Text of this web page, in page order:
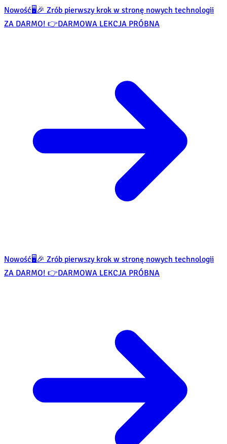
Nowość🖥️🎉 Zrób pierwszy krok w stronę nowych technologii
ZA DARMO! 👉DARMOWA LEKCJA PRÓBNA
Nowość🖥️🎉 Zrób pierwszy krok w stronę nowych technologii
ZA DARMO! 👉DARMOWA LEKCJA PRÓBNA